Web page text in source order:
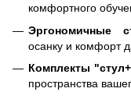
комфортного
Эргономичные
осанку и комфорт
Комплекты
пространства